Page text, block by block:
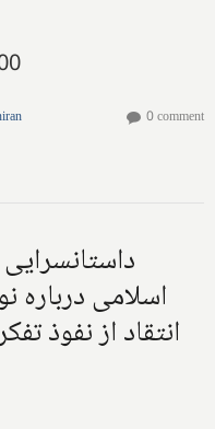
0 comment
اسلامی درباره
انتقاد از نفوذ